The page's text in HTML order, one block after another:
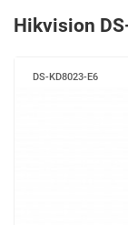
Hikvision
DS-KD8023-E6